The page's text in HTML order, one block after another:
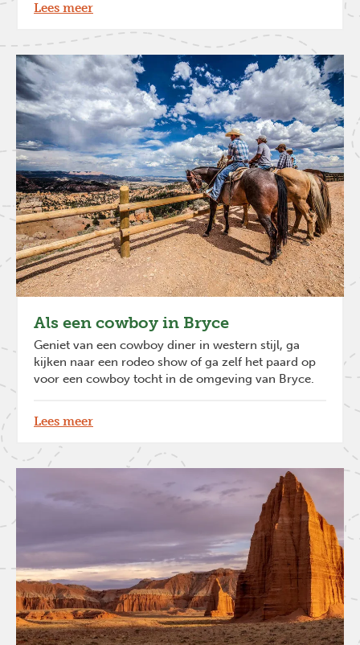
Lees meer
Als een cowboy in Bryce
Geniet van een cowboy diner in western stijl, ga
kijken naar een rodeo show of ga zelf het paard op
voor een cowboy tocht in de omgeving van Bryce.
Lees meer